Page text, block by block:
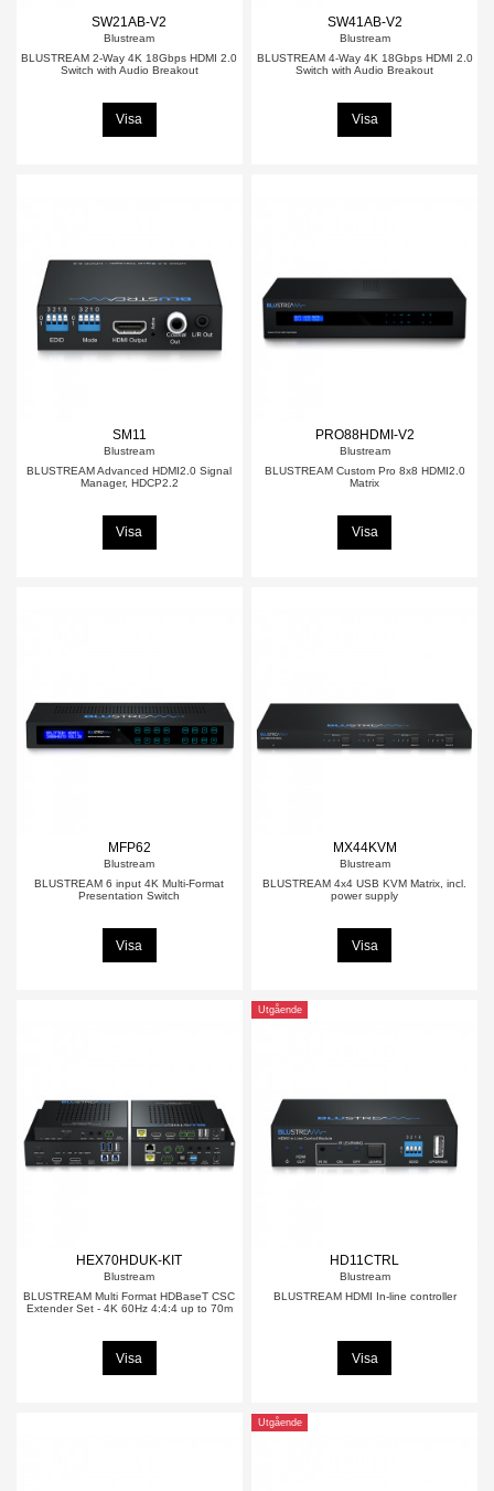
SW21AB-V2
Blustream
BLUSTREAM 2-Way 4K 18Gbps HDMI 2.0
Switch with Audio Breakout
Visa
SW41AB-V2
Blustream
BLUSTREAM 4-Way 4K 18Gbps HDMI 2.0
Switch with Audio Breakout
Visa
SM11
Blustream
BLUSTREAM Advanced HDMI2.0 Signal
Manager, HDCP2.2
Visa
PRO88HDMI-V2
Blustream
BLUSTREAM Custom Pro 8x8 HDMI2.0
Matrix
Visa
MFP62
Blustream
BLUSTREAM 6 input 4K Multi-Format
Presentation Switch
Visa
MX44KVM
Blustream
BLUSTREAM 4x4 USB KVM Matrix, incl.
power supply
Visa
HEX70HDUK-KIT
Blustream
BLUSTREAM Multi Format HDBaseT CSC
Extender Set - 4K 60Hz 4:4:4 up to 70m
Visa
Utgående
HD11CTRL
Blustream
BLUSTREAM HDMI In-line controller
Visa
Utgående